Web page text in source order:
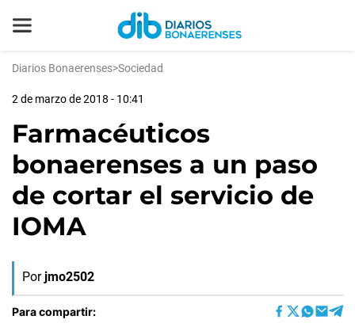
Diarios Bonaerenses>Sociedad
2 de marzo de 2018 - 10:41
Farmacéuticos
bonaerenses a un paso
de cortar el servicio de
IOMA
Por jmo2502
Para compartir: